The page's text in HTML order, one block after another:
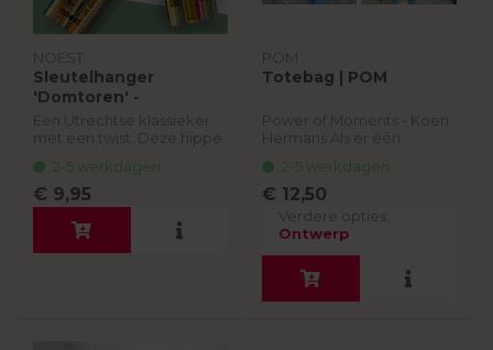
NOEST
Sleutelhanger
'Domtoren' -
skateboardhout |
Noest
Een Utrechtse klassieker
met een twist. Deze hippe
van gerecylede
skateboards van
Skatepark Utrecht aan de
Wilhelminalaan.
2-5 werkdagen
€ 9,95
POM
Totebag | POM
Power of Moments - Koen
Hermans Als er één
dan is het wel Koen!
Koen houdt van de stad,
de sfeer en de mensen en
g...
2-5 werkdagen
€ 12,50
Verdere opties:
Ontwerp